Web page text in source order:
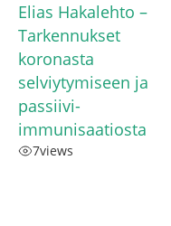
Elias Hakalehto – ​
Tarkennukset
koronasta
selviytymiseen ja
passiivi-
immunisaatiosta
7views